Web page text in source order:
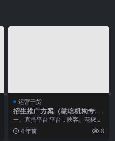
运营干货
招生推广方案（教培机构专
用：招生推广渠道及运作方
式）
一、直播平台 平台：映客、花椒、
一直播等； 产品特点：直观性、即
时互动性、代入感...
4 年前 8